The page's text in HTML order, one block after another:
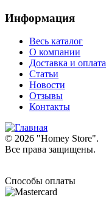
Информация
Весь каталог
О компании
Доставка и оплата
Статьи
Новости
Отзывы
Контакты
© 2026 "Homey Store".
Все права защищены.
Способы оплаты